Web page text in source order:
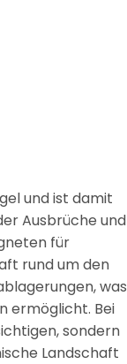
und ist damit
Ausbrüche und
für
rund um den
was
ermöglicht. Bei
sondern
Landschaft